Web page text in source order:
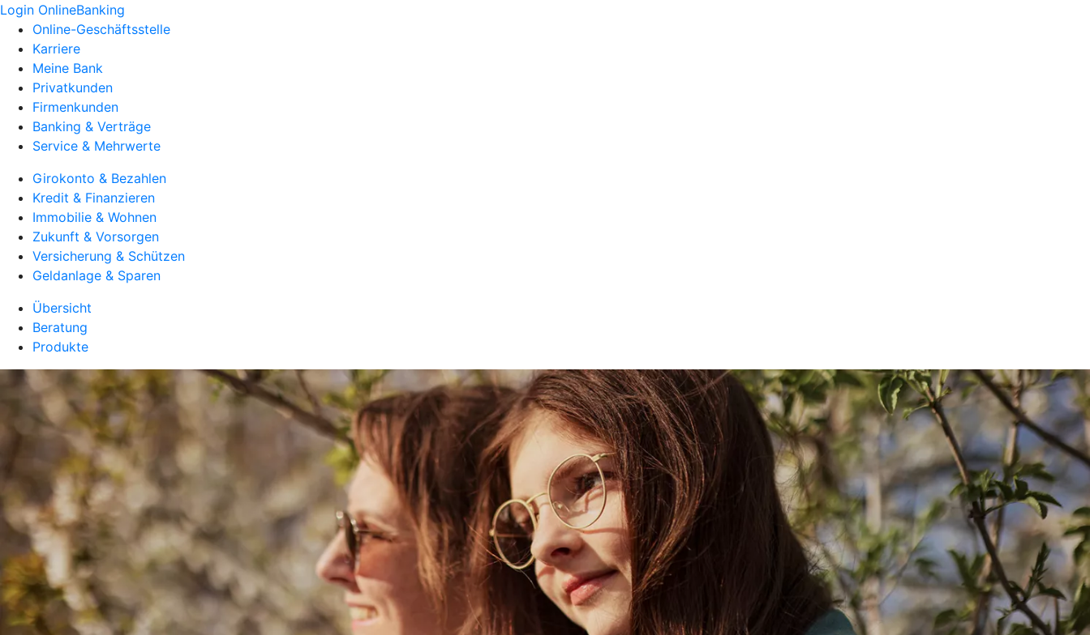
Login OnlineBanking
Online-Geschäftsstelle
Karriere
Meine Bank
Privatkunden
Firmenkunden
Banking & Verträge
Service & Mehrwerte
Girokonto & Bezahlen
Kredit & Finanzieren
Immobilie & Wohnen
Zukunft & Vorsorgen
Versicherung & Schützen
Geldanlage & Sparen
Übersicht
Beratung
Produkte